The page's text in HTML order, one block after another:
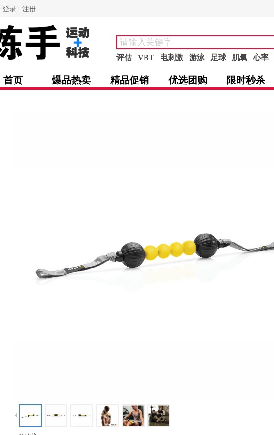
评估 VBT 电刺激 游泳 足球 肌氧 心率
登录 | 注册
首页 爆品热卖 精品促销 优选团购 限时秒杀